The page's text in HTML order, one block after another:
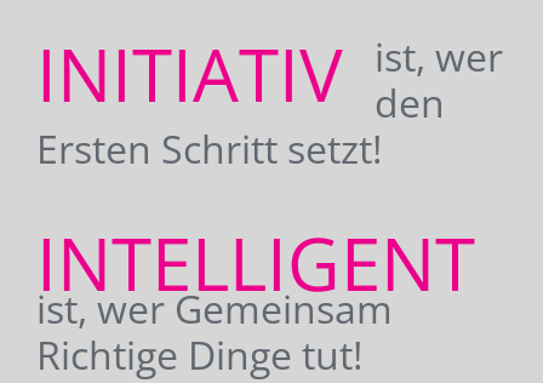
INITIATIV
ist, wer
den
Ersten Schritt setzt!
INTELLIGENT
ist, wer Gemeinsam
Richtige Dinge tut!